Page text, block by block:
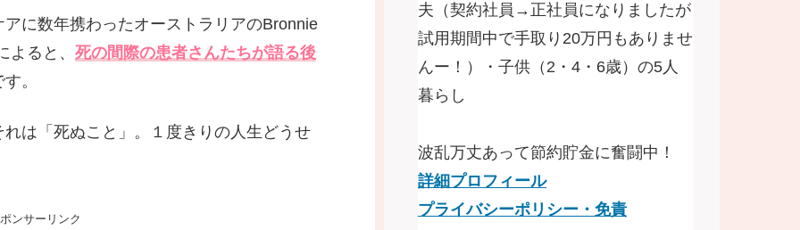
に数年携わったオーストラリアのBronnie
よると、死の間際の患者さんたちが語る後
。
は「死ぬこと」。１度きりの人生どうせ
ンサーリンク
夫（契約社員→正社員になりましたが
試用期間中で手取り20万円もありませ
んー！）・子供（2・4・6歳）の5人
暮らし
波乱万丈あって節約貯金に奮闘中！
詳細プロフィール
プライバシーポリシー・免責